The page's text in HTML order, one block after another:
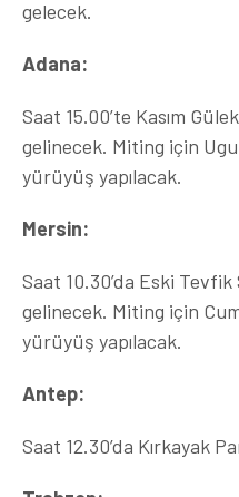
gelecek.
Adana:
Saat 15.00’te Kasım
gelinecek. Miting için
yürüyüş yapılacak.
Mersin:
Saat 10.30’da Eski Tevfik
gelinecek. Miting için
yürüyüş yapılacak.
Antep:
Saat 12.30’da Kırkayak